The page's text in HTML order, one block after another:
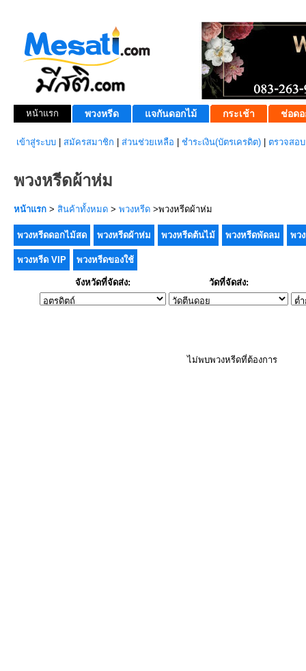
หน้าแรก พวงหรีด แจกันดอกไม้ กระเช้า ช่อดอ
เข้าสู่ระบบ สมัครสมาชิก ส่วนช่วยเหลือ ชำระเงิน(บัตรเครดิต) ตรวจสอ
พวงหรีดผ้าห่ม
หน้าแรก > สินค้าทั้งหมด > พวงหรีด >พวงหรีดผ้าห่ม
พวงหรีดดอกไม้สด พวงหรีดผ้าห่ม พวงหรีดต้นไม้ พวงหรีดพัดลม พว
พวงหรีด VIP พวงหรีดของใช้
จังหวัดที่จัดส่ง: วัดที่จัดส่ง:
ไม่พบพวงหรีดที่ต้องการ